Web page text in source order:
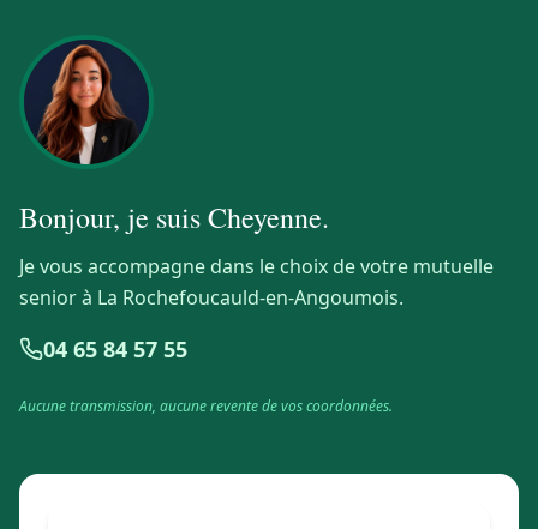
Bonjour, je suisCheyenne.
Je vous accompagne dans le choix de votre mutuelle
senior à La Rochefoucauld-en-Angoumois.
04 65 84 57 55
Aucune transmission, aucune revente de vos coordonnées.